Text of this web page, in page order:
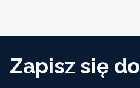
Zapisz się do